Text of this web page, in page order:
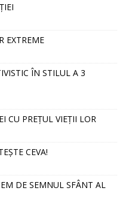
EXTREME
ÎN STILUL A 3
CU PREȚUL VIEȚII LOR
CEVA!
DE SEMNUL SFÂNT AL